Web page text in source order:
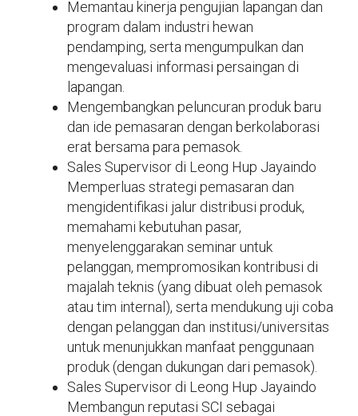
Memantau kinerja pengujian lapangan dan
program dalam industri hewan
pendamping, serta mengumpulkan dan
mengevaluasi informasi persaingan di
lapangan.
Mengembangkan peluncuran produk baru
dan ide pemasaran dengan berkolaborasi
erat bersama para pemasok.
Sales Supervisor di Leong Hup Jayaindo
Memperluas strategi pemasaran dan
mengidentifikasi jalur distribusi produk,
memahami kebutuhan pasar,
menyelenggarakan seminar untuk
pelanggan, mempromosikan kontribusi di
majalah teknis (yang dibuat oleh pemasok
atau tim internal), serta mendukung uji coba
dengan pelanggan dan institusi/universitas
untuk menunjukkan manfaat penggunaan
produk (dengan dukungan dari pemasok).
Sales Supervisor di Leong Hup Jayaindo
Membangun reputasi SCI sebagai